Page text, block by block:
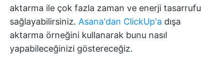
aktarma ile çok fazla zaman ve enerji tasarrufu
sağlayabilirsiniz. Asana'dan ClickUp'a dışa
aktarma örneğini kullanarak bunu nasıl
yapabileceğinizi göstereceğiz.